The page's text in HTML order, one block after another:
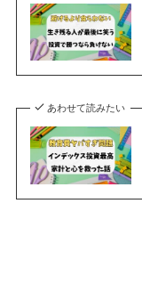
あわせて読みたい